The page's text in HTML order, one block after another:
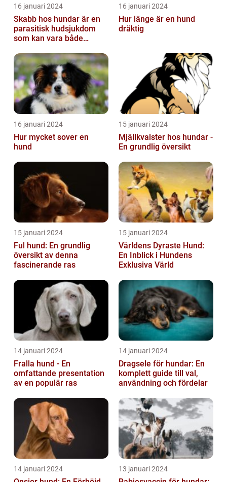
16 januari 2024
Skabb hos hundar är en
parasitisk hudsjukdom
som kan vara både
för våra fy...
16 januari 2024
Hur länge är en hund
dräktig
16 januari 2024
Hur mycket sover en
hund
15 januari 2024
Mjällkvalster hos hundar -
En grundlig översikt
15 januari 2024
Ful hund: En grundlig
översikt av denna
fascinerande ras
15 januari 2024
Världens Dyraste Hund:
En Inblick i Hundens
Exklusiva Värld
14 januari 2024
Fralla hund - En
omfattande presentation
av en populär ras
14 januari 2024
Dragsele för hundar: En
komplett guide till val,
användning och fördelar
14 januari 2024 13 januari 2024